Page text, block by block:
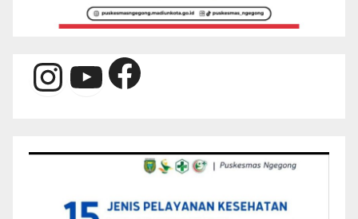
Instagram
YouTube
Facebook